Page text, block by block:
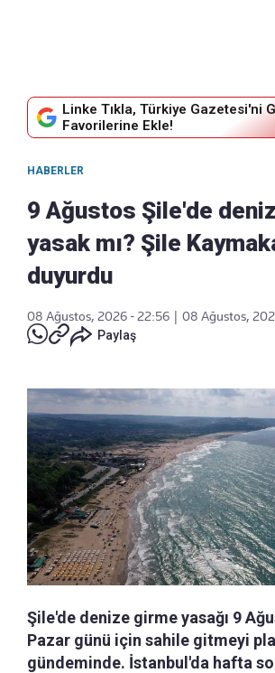
Linke Tıkla, Türkiye Gazetesi'ni
Favorilerine Ekle!
HABERLER
9 Ağustos Şile'de
yasak mı? Şile
duyurdu
08 Ağustos, 2026 - 22:56
08 Ağustos,
Paylaş
Şile'de denize girme yasağı 9
Pazar günü için sahile gitmeyi
gündeminde. İstanbul'da hafta